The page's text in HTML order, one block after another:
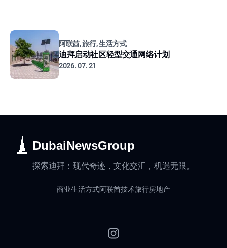
阿联酋, 旅行, 生活方式
迪拜启动社区轻型交通网络计划
2026. 07. 21
DubaiNewsGroup
探索迪拜：现代奇迹，文化交汇，机遇无限。
商业生活方式阿联酋技术旅行房地产